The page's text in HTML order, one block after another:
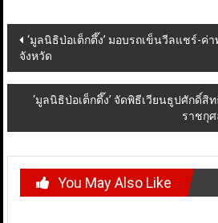
Post
navigation
‘มูลนิธิป่อเต็กตึ๊ง’ มอบรถเข็นวีลแชร์-ค่
จังหวัด
‘มูลนิธิป่อเต็กตึ๊ง’ จัดพิธีเวียนธูปศักดิ์สิ
ราชกุศ
You May Also Like